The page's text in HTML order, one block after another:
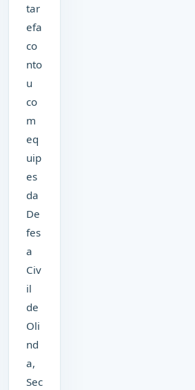
tar
efa
co
nto
u
co
m
eq
uip
es
da
De
fes
a
Civ
il
de
Oli
nd
a,
Sec